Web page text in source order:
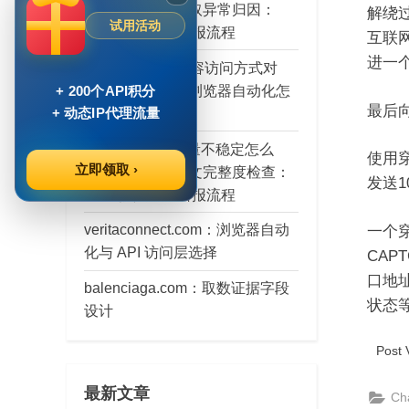
解绕
互联
进一
最后
使用
发送
一个
口地
状态
Post
层：穿云 API 获取异常归因：
SDK 接入检查日报流程
brainly.pl 公开内容访问方式对
比：穿云 API 与浏览器自动化怎
么选
AI Agent 输入质量不稳定怎么
办：穿云 API 正文完整度检查：
SDK 接入检查日报流程
veritaconnect.com：浏览器自动
化与 API 访问层选择
balenciaga.com：取数证据字段
设计
最新文章
试用活动
+ 200个API积分
+ 动态IP代理流量
立即领取 ›